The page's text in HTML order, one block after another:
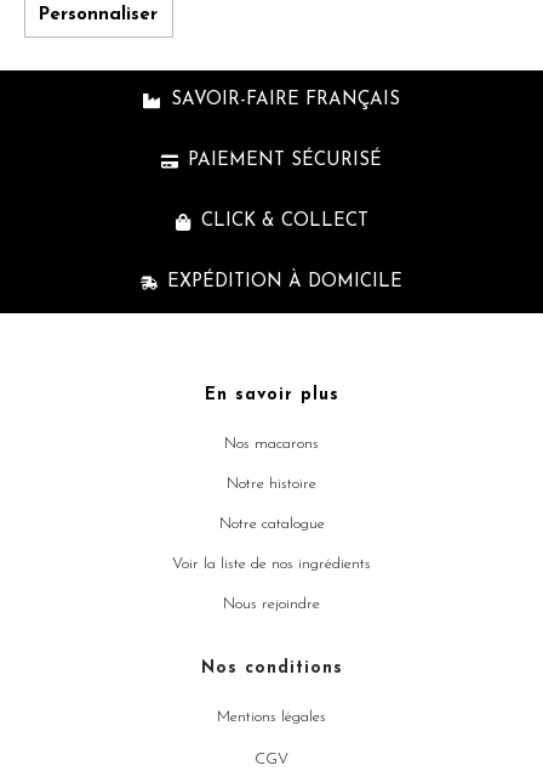
Personnaliser
SAVOIR-FAIRE FRANÇAIS
PAIEMENT SÉCURISÉ
CLICK & COLLECT
EXPÉDITION À DOMICILE
En savoir plus
Nos macarons
Notre histoire
Notre catalogue
Voir la liste de nos ingrédients
Nous rejoindre
Nos conditions
Mentions légales
CGV